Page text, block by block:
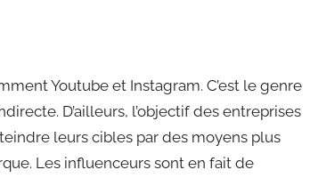
Youtube et Instagram. C’est le genre
D’ailleurs, l’objectif des entreprises
leurs cibles par des moyens plus
Les influenceurs sont en fait de